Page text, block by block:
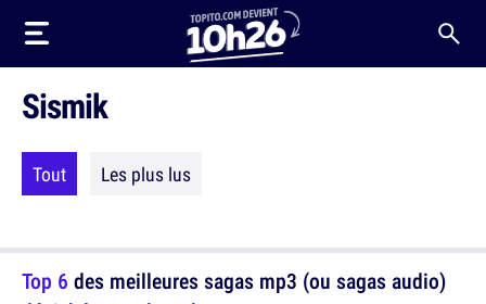
Sismik
Tout Les plus lus
Top 6 des meilleures sagas mp3 (ou sagas audio)